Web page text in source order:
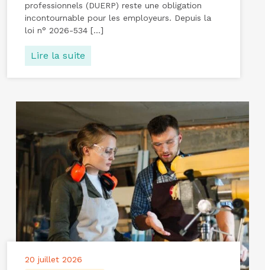
professionnels (DUERP) reste une obligation
incontournable pour les employeurs. Depuis la
loi n° 2026-534 […]
Lire la suite
20 juillet 2026